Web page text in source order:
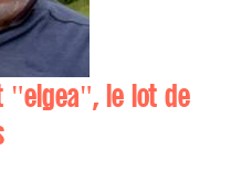
"elgea", le lot de